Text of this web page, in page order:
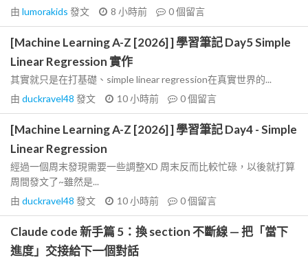
由 lumorakids 發文 8 小時前 0個留言
[Machine Learning A-Z [2026] ] 學習筆記 Day5 Simple
Linear Regression 實作
其實就只是在打基礎、simple linear regression在真實世界的...
由 duckravel48 發文 10 小時前 0個留言
[Machine Learning A-Z [2026] ] 學習筆記 Day4 - Simple
Linear Regression
經過一個周末發現需要一些調整XD 周末反而比較忙碌，以後就打算
周間發文了~雖然是...
由 duckravel48 發文 10 小時前 0個留言
Claude code 新手篇 5：換 section 不斷線 — 把「當下
進度」交接給下一個對話